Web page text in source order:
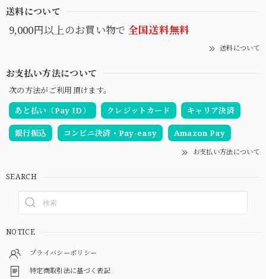
送料について
9,000円以上のお買い物で 全国送料無料
送料について
お支払い方法について
次の方法がご利用頂けます。
あと払い（Pay ID）
クレジットカード キャリア決済
銀行振込 コンビニ決済・Pay-easy Amazon Pay
お支払い方法について
SEARCH
NOTICE
プライバシーポリシー
特定商取引法に基づく表記